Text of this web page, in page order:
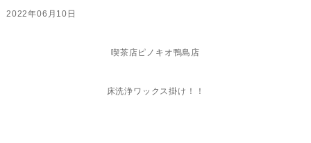
2022年06月10日
喫茶店ピノキオ鴨島店
床洗浄ワックス掛け！！